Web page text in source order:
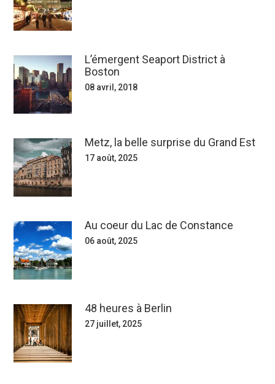
L’émergent Seaport District à
Boston
08 avril, 2018
Metz, la belle surprise du Grand Est
17 août, 2025
Au coeur du Lac de Constance
06 août, 2025
48 heures à Berlin
27 juillet, 2025